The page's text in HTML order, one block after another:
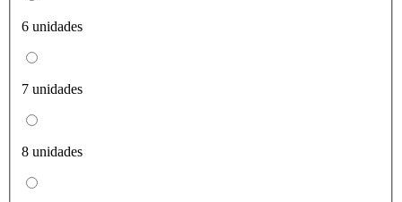
6 unidades
7 unidades
8 unidades